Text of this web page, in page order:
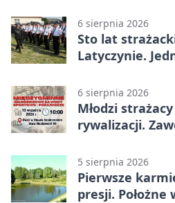
6 sierpnia 2026
Sto lat
Latyczynie.
6 sierpnia 2026
Młodzi
rywalizacji.
5 sierpnia 2026
Pierwsze
presji. Położne